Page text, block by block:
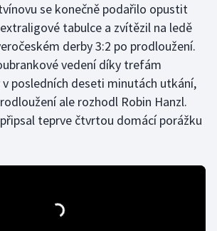
se konečně podařilo opustit
tabulce a zvítězil na ledě
derby 3:2 po prodloužení.
vedení díky trefám
v posledních deseti minutách utkání,
ale rozhodl Robin Hanzl.
teprve čtvrtou domácí porážku